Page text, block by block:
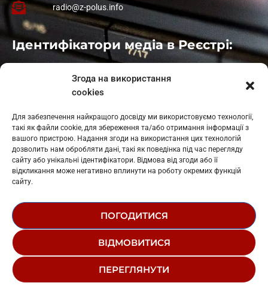
Згода на використання
cookies
Для забезпечення найкращого досвіду ми використовуємо технології,
такі як файли cookie, для збереження та/або отримання інформації з
вашого пристрою. Надання згоди на використання цих технологій
дозволить нам обробляти дані, такі як поведінка під час перегляду
сайту або унікальні ідентифікатори. Відмова від згоди або її
відкликання може негативно вплинути на роботу окремих функцій
сайту.
ПОГОДИТИСЯ
ВІДМОВИТИСЯ
ПЕРЕГЛЯНУТИ
radio@z-polus.info
Ідентифікатори медіа в Реєстрі:
: L11-01410
: L11-01801
Косів: L11-01805
Гарасимів: L11-02274
© 1995-2026 РК «ЗАХІДНИЙ ПОЛЮС»
РЕДАКЦІЙНИЙ СТАТУТ
СТРУКТУРА ВЛАСНОСТІ